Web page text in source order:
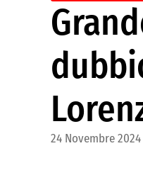
24 Novembre 2024